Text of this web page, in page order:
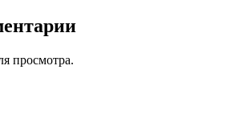
просмотра.